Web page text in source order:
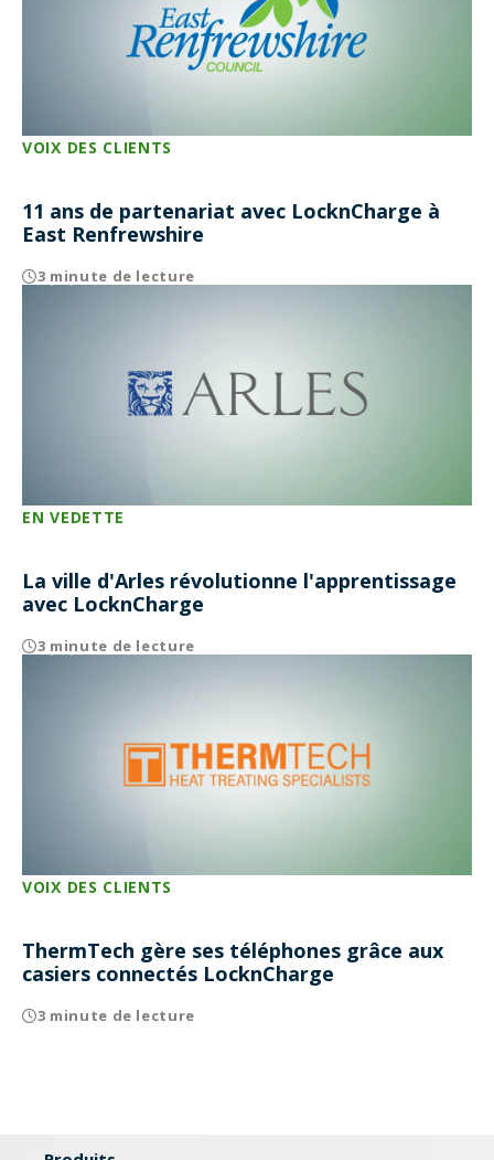
VOIX DES CLIENTS
11 ans de partenariat avec LocknCharge à
East Renfrewshire
3 minute de lecture
EN VEDETTE
La ville d'Arles révolutionne l'apprentissage
avec LocknCharge
3 minute de lecture
VOIX DES CLIENTS
ThermTech gère ses téléphones grâce aux
casiers connectés LocknCharge
3 minute de lecture